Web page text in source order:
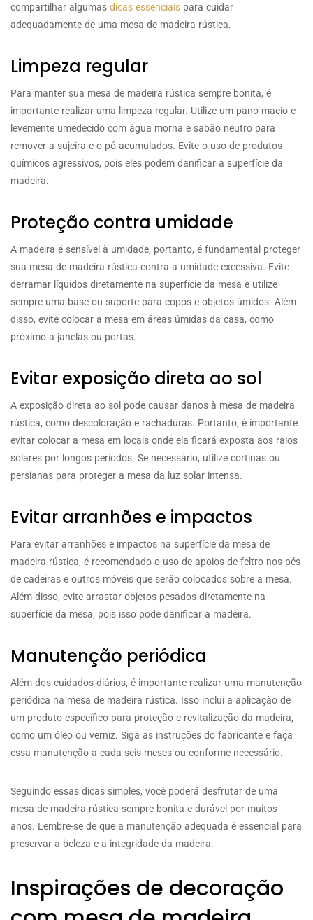
compartilhar algumas dicas essenciais para cuidar
adequadamente de uma mesa de madeira rústica.
Limpeza regular
Para manter sua mesa de madeira rústica sempre bonita, é
importante realizar uma limpeza regular. Utilize um pano macio e
levemente umedecido com água morna e sabão neutro para
remover a sujeira e o pó acumulados. Evite o uso de produtos
químicos agressivos, pois eles podem danificar a superfície da
madeira.
Proteção contra umidade
A madeira é sensível à umidade, portanto, é fundamental proteger
sua mesa de madeira rústica contra a umidade excessiva. Evite
derramar líquidos diretamente na superfície da mesa e utilize
sempre uma base ou suporte para copos e objetos úmidos. Além
disso, evite colocar a mesa em áreas úmidas da casa, como
próximo a janelas ou portas.
Evitar exposição direta ao sol
A exposição direta ao sol pode causar danos à mesa de madeira
rústica, como descoloração e rachaduras. Portanto, é importante
evitar colocar a mesa em locais onde ela ficará exposta aos raios
solares por longos períodos. Se necessário, utilize cortinas ou
persianas para proteger a mesa da luz solar intensa.
Evitar arranhões e impactos
Para evitar arranhões e impactos na superfície da mesa de
madeira rústica, é recomendado o uso de apoios de feltro nos pés
de cadeiras e outros móveis que serão colocados sobre a mesa.
Além disso, evite arrastar objetos pesados diretamente na
superfície da mesa, pois isso pode danificar a madeira.
Manutenção periódica
Além dos cuidados diários, é importante realizar uma manutenção
periódica na mesa de madeira rústica. Isso inclui a aplicação de
um produto específico para proteção e revitalização da madeira,
como um óleo ou verniz. Siga as instruções do fabricante e faça
essa manutenção a cada seis meses ou conforme necessário.
Seguindo essas dicas simples, você poderá desfrutar de uma
mesa de madeira rústica sempre bonita e durável por muitos
anos. Lembre-se de que a manutenção adequada é essencial para
preservar a beleza e a integridade da madeira.
Inspirações de decoração